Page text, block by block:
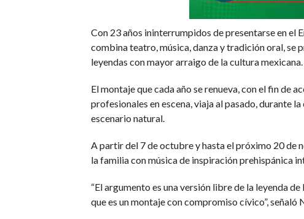
Con 23 años ininterrumpidos de presentarse en el
combina teatro, música, danza y tradición oral, se
leyendas con mayor arraigo de la cultura mexicana.
El montaje que cada año se renueva, con el fin de
profesionales en escena, viaja al pasado, durante
escenario natural.
A partir del 7 de octubre y hasta el próximo 20 de
la familia con música de inspiración prehispánica
“El argumento es una versión libre de la leyenda
que es un montaje con compromiso cívico”,